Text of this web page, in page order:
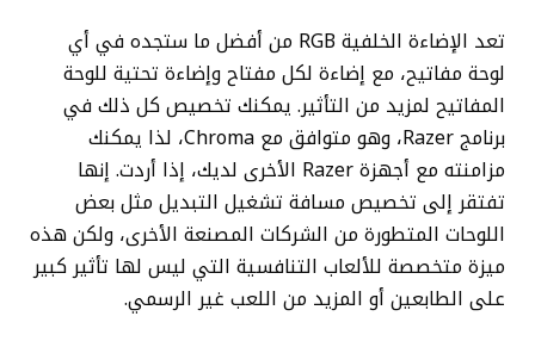
تعد الإضاءة الخلفية RGB من أفضل ما ستجده في أي
لوحة مفاتيح، مع إضاءة لكل مفتاح وإضاءة تحتية للوحة
المفاتيح لمزيد من التأثير. يمكنك تخصيص كل ذلك في
برنامج Razer، وهو متوافق مع Chroma، لذا يمكنك
مزامنته مع أجهزة Razer الأخرى لديك، إذا أردت. إنها
تفتقر إلى تخصيص مسافة تشغيل التبديل مثل بعض
اللوحات المتطورة من الشركات المصنعة الأخرى، ولكن هذه
ميزة متخصصة للألعاب التنافسية التي ليس لها تأثير كبير
على الطابعين أو المزيد من اللعب غير الرسمي.